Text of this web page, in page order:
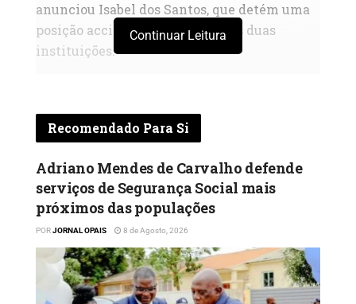
anunciou Isabel dos Santos, que detém uma
posição accionista relevante nas duas
instituições.
grupo Banco BIC vai abrir o seu capital a uma
instituição bancária internacional, através
de uma colocação privada, passando o novo
accionista a deter participação não só no BIC
Angola, mas igualmente noutras latitudes
onde o grupo se encontra presente,
Namíbia.
A possibilidade de abrir o capital às
Continuar Leitura
Recomendado Para Si
Adriano Mendes de Carvalho defende
serviços de Segurança Social mais
próximos das populações
PORJORNAL OPAIS 8 de Agosto, 2026